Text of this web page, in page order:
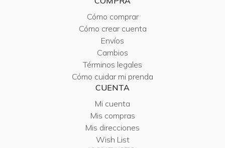
Cómo comprar
Cómo crear cuenta
Envíos
Cambios
Términos legales
Cómo cuidar mi prenda
CUENTA
Mi cuenta
Mis compras
Mis direcciones
Wish List